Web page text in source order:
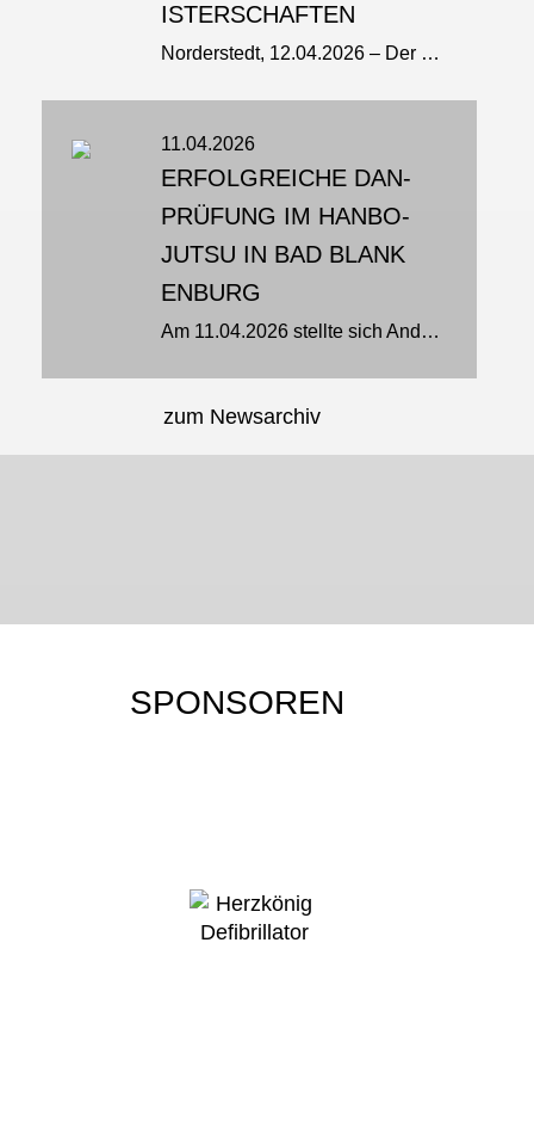
ISTERSCHAFTEN
Norderstedt, 12.04.2026 – Der vierte Kaderlehrgang des Jahres stand ganz im Zeichen der Norddeutschen Meisterschaften, die am kommenden Wochenende in Hamburg stattfinden. Unter der Organisation des Schleswig-Holsteinischen...
11.04.2026
ERFOLGREICHE DAN-
PRÜFUNG IM HANBO-
JUTSU IN BAD BLANK
ENBURG
Am 11.04.2026 stellte sich Andreas Richard in Bad Blankenburg (Thüringen) einer besonderen Herausforderung: der Bundesprüfung zum 4. Dan im Hanbo-Jutsu. Gemeinsam mit Michael Naber aus Nordrhein-Westfalen absolvierte er...
zum Newsarchiv
JU-JUTSU-SHOP
SPONSOREN